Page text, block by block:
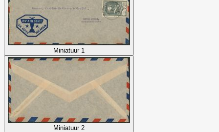
Miniatuur 1
Miniatuur 2